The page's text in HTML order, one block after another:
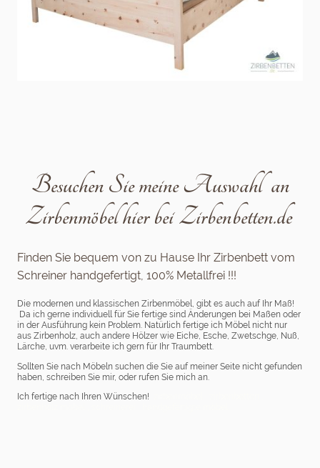
Besuchen Sie meine Auswahl an
Zirbenmöbel hier bei Zirbenbetten.de
Finden Sie bequem von zu Hause Ihr Zirbenbett vom
Schreiner handgefertigt, 100% Metallfrei !!!
Die modernen und klassischen Zirbenmöbel, gibt es auch auf Ihr Maß!
Da ich gerne individuell für Sie fertige sind Änderungen bei Maßen oder
in der Ausführung kein Problem. Natürlich fertige ich Möbel nicht nur
aus Zirbenholz, auch andere Hölzer wie Eiche, Esche, Zwetschge, Nuß,
Lärche, uvm. verarbeite ich gern für Ihr Traumbett.
Sollten Sie nach Möbeln suchen die Sie auf meiner Seite nicht gefunden
haben, schreiben Sie mir, oder rufen Sie mich an.
Ich fertige nach Ihren Wünschen!